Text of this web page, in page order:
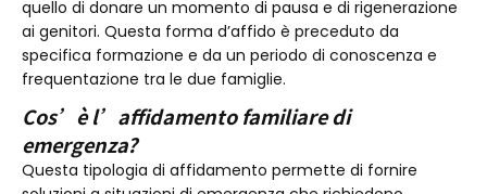
quello di donare un momento di pausa e di rigenerazione
ai genitori. Questa forma d’affido è preceduto da
specifica formazione e da un periodo di conoscenza e
frequentazione tra le due famiglie.
Cos’è l’affidamento familiare di
emergenza?
Questa tipologia di affidamento permette di fornire